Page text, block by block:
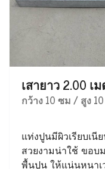
เสายาว 2.00 เ
กว้าง 10 ซม / สูง
แท่งปูนมีผิวเรียบเ
สวยงามน่าใช้ ขอบ
พื้นปูน ให้แน่นหนาเ